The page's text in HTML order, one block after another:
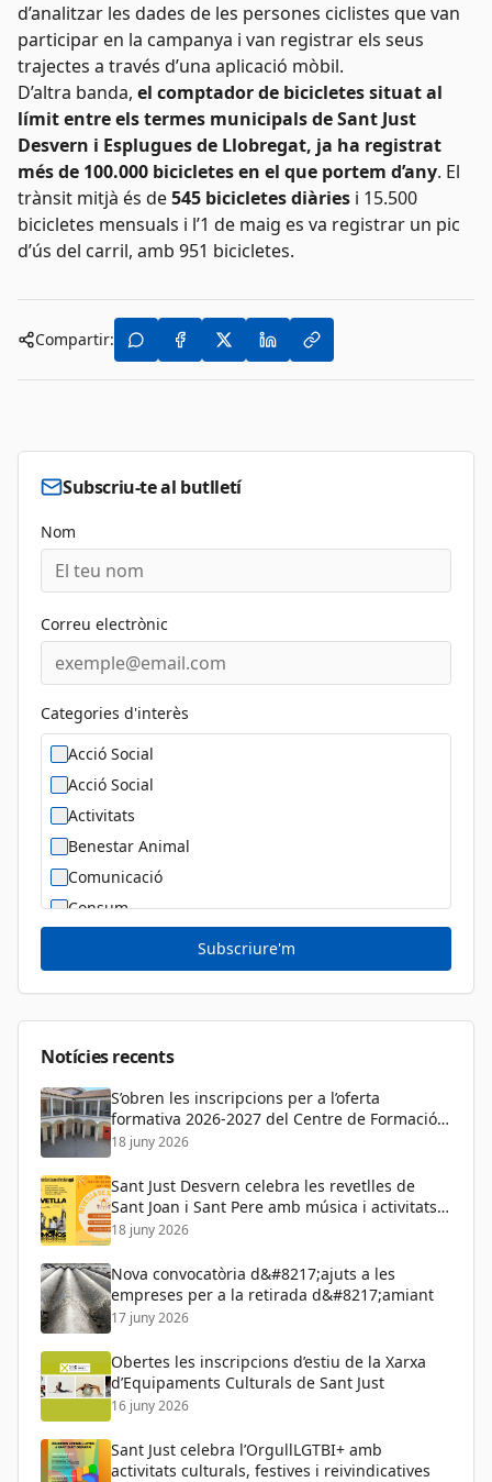
d’analitzar les dades de les persones ciclistes que van
participar en la campanya i van registrar els seus
trajectes a través d’una aplicació mòbil.
D’altra banda, el comptador de bicicletes situat al
límit entre els termes municipals de Sant Just
Desvern i Esplugues de Llobregat, ja ha registrat
més de 100.000 bicicletes en el que portem d’any. El
trànsit mitjà és de545 bicicletes diàries i 15.500
bicicletes mensuals i l’1 de maig es va registrar un pic
d’ús del carril, amb 951 bicicletes.
Compartir:
Subscriu-te al butlletí
Nom
Correu electrònic
Categories d'interès
Acció Social
Acció Social
Activitats
Benestar Animal
Comunicació
Consum
Diversitat Sexual i de Gènere
Dona
Subscriure'm
Notícies recents
S’obren les inscripcions per a l’oferta
formativa 2026-2027 del Centre de Formació
de Persones Adultes
18 juny 2026
Sant Just Desvern celebra les revetlles de
Sant Joan i Sant Pere amb música i activitats
per a tots els públics
18 juny 2026
Nova convocatòria d&#8217;ajuts a les
empreses per a la retirada d&#8217;amiant
17 juny 2026
Obertes les inscripcions d’estiu de la Xarxa
d’Equipaments Culturals de Sant Just
16 juny 2026
Sant Just celebra l’OrgullLGTBI+ amb
activitats culturals, festives i reivindicatives